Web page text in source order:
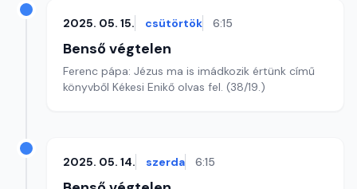
2025. 05. 15. csütörtök 6:15
Benső végtelen
Ferenc pápa: Jézus ma is imádkozik értünk című
könyvből Kékesi Enikő olvas fel. (38/19.)
2025. 05. 14. szerda 6:15